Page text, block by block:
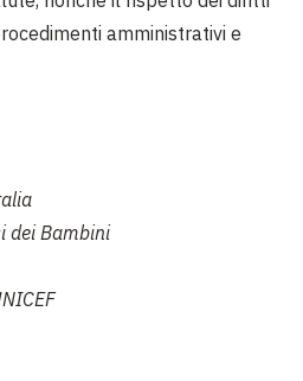
amministrativi e
dei Bambini